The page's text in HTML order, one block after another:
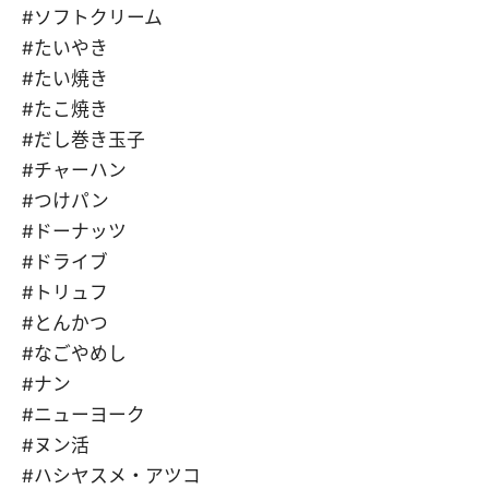
#ソフトクリーム
#たいやき
#たい焼き
#たこ焼き
#だし巻き玉子
#チャーハン
#つけパン
#ドーナッツ
#ドライブ
#トリュフ
#とんかつ
#なごやめし
#ナン
#ニューヨーク
#ヌン活
#ハシヤスメ・アツコ